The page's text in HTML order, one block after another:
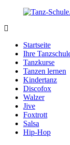
Zurück
Inhalt
Schule.net
Tanzschule
Internet
Startseite
Ihre
Tanzkurse
Tanzen lernen
Kindertanz
Discofox
Walzer
Jive
Foxtrott
Salsa
Hip-Hop